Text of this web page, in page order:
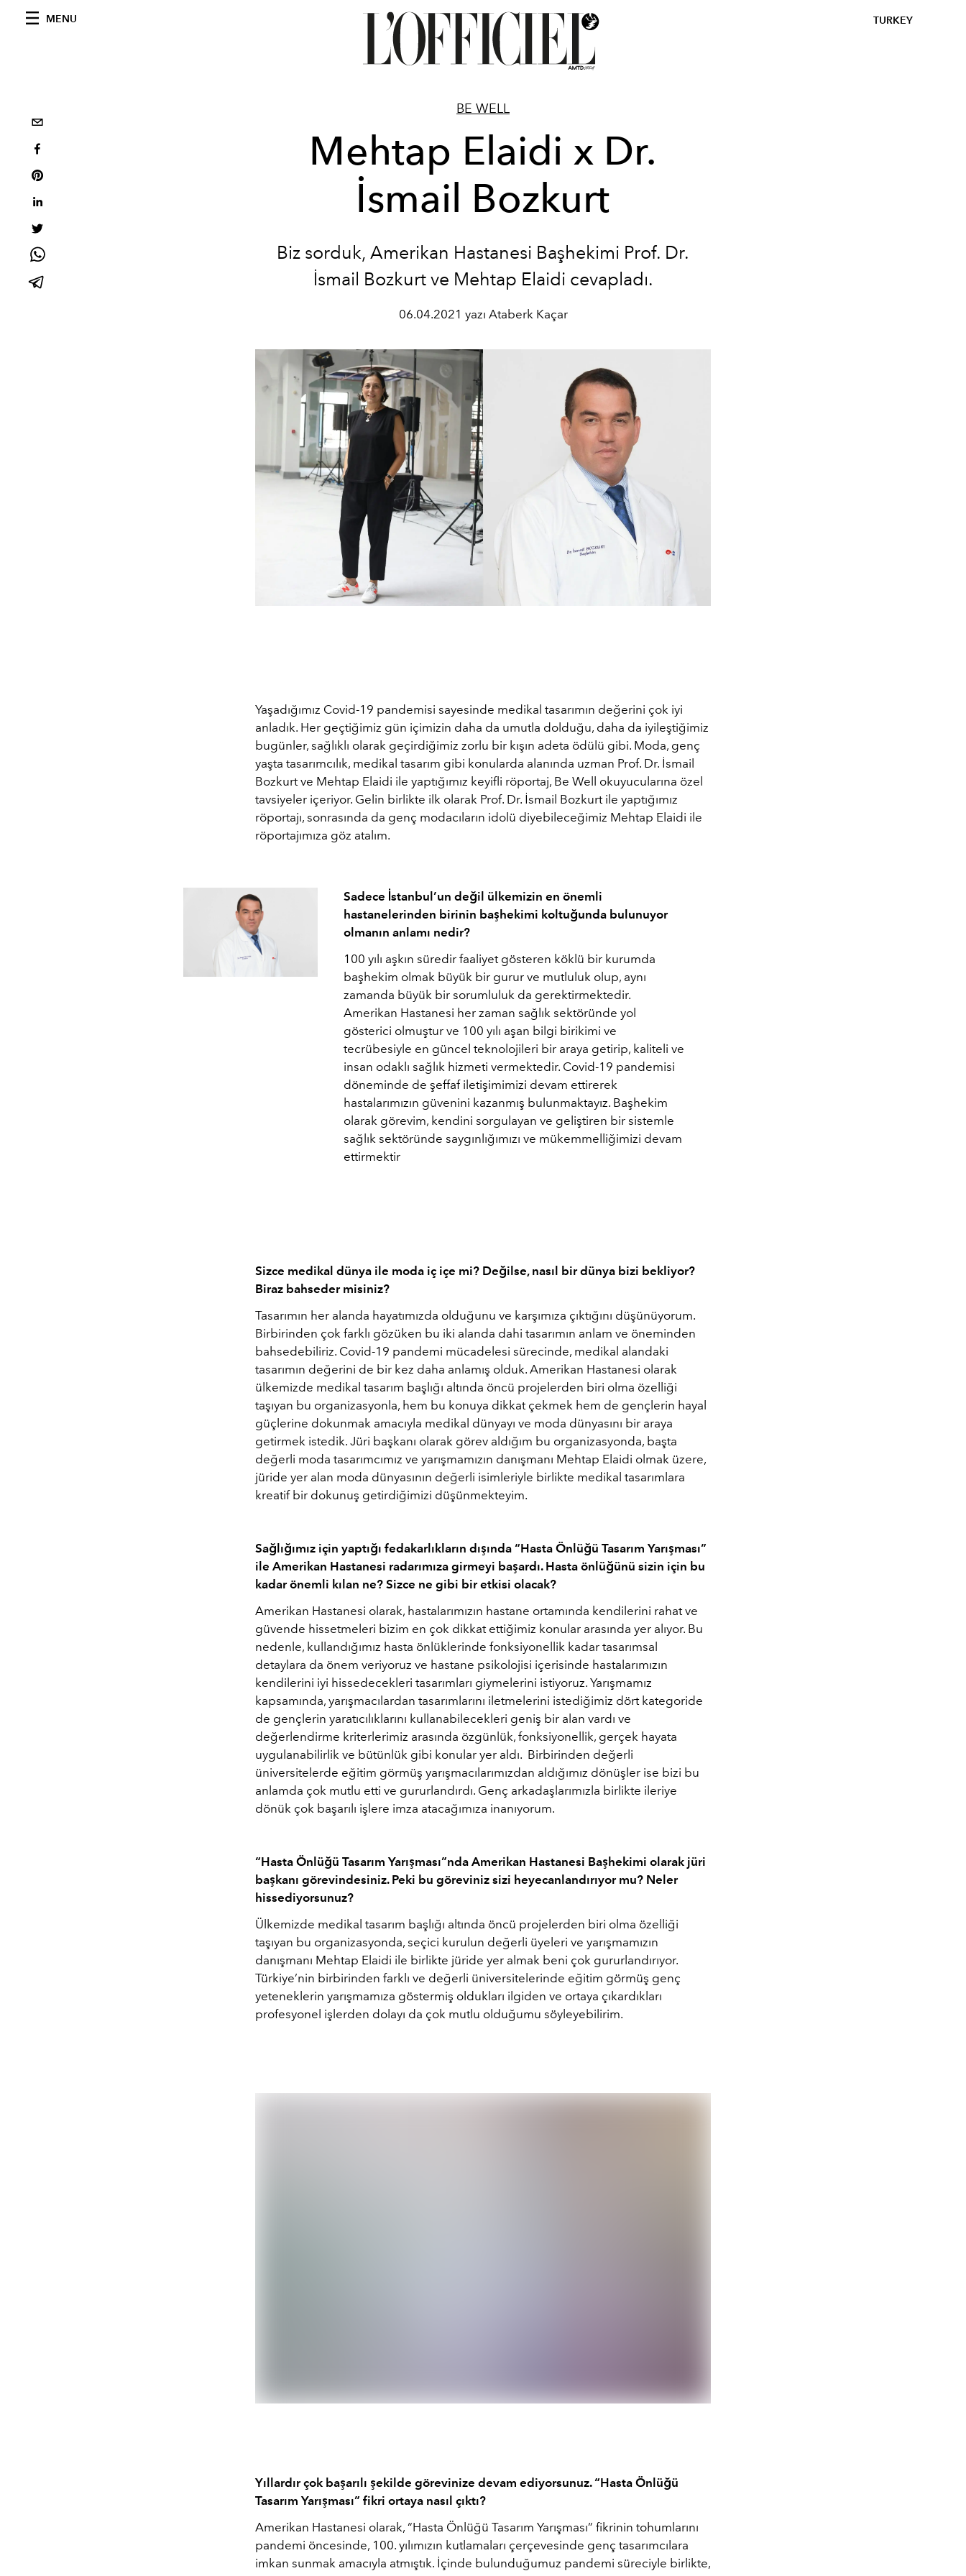
MENU TURKEY
BE WELL
Mehtap Elaidi x Dr.
İsmail Bozkurt
Biz sorduk, Amerikan Hastanesi Başhekimi Prof. Dr.
İsmail Bozkurt ve Mehtap Elaidi cevapladı.
06.04.2021 yazı Ataberk Kaçar
Yaşadığımız Covid-19 pandemisi sayesinde medikal tasarımın değerini çok iyi
anladık. Her geçtiğimiz gün içimizin daha da umutla dolduğu, daha da iyileştiğimiz
bugünler, sağlıklı olarak geçirdiğimiz zorlu bir kışın adeta ödülü gibi. Moda, genç
yaşta tasarımcılık, medikal tasarım gibi konularda alanında uzman Prof. Dr. İsmail
Bozkurt ve Mehtap Elaidi ile yaptığımız keyifli röportaj, Be Well okuyucularına özel
tavsiyeler içeriyor. Gelin birlikte ilk olarak Prof. Dr. İsmail Bozkurt ile yaptığımız
röportajı, sonrasında da genç modacıların idolü diyebileceğimiz Mehtap Elaidi ile
röportajımıza göz atalım.
Sadece İstanbul’un değil ülkemizin en önemli
hastanelerinden birinin başhekimi koltuğunda bulunuyor
olmanın anlamı nedir?
100 yılı aşkın süredir faaliyet gösteren köklü bir kurumda
başhekim olmak büyük bir gurur ve mutluluk olup, aynı
zamanda büyük bir sorumluluk da gerektirmektedir.
Amerikan Hastanesi her zaman sağlık sektöründe yol
gösterici olmuştur ve 100 yılı aşan bilgi birikimi ve
tecrübesiyle en güncel teknolojileri bir araya getirip, kaliteli ve
insan odaklı sağlık hizmeti vermektedir. Covid-19 pandemisi
döneminde de şeffaf iletişimimizi devam ettirerek
hastalarımızın güvenini kazanmış bulunmaktayız. Başhekim
olarak görevim, kendini sorgulayan ve geliştiren bir sistemle
sağlık sektöründe saygınlığımızı ve mükemmelliğimizi devam
ettirmektir
Sizce medikal dünya ile moda iç içe mi? Değilse, nasıl bir dünya bizi bekliyor?
Biraz bahseder misiniz?
Tasarımın her alanda hayatımızda olduğunu ve karşımıza çıktığını düşünüyorum.
Birbirinden çok farklı gözüken bu iki alanda dahi tasarımın anlam ve öneminden
bahsedebiliriz. Covid-19 pandemi mücadelesi sürecinde, medikal alandaki
tasarımın değerini de bir kez daha anlamış olduk. Amerikan Hastanesi olarak
ülkemizde medikal tasarım başlığı altında öncü projelerden biri olma özelliği
taşıyan bu organizasyonla, hem bu konuya dikkat çekmek hem de gençlerin hayal
güçlerine dokunmak amacıyla medikal dünyayı ve moda dünyasını bir araya
getirmek istedik. Jüri başkanı olarak görev aldığım bu organizasyonda, başta
değerli moda tasarımcımız ve yarışmamızın danışmanı Mehtap Elaidi olmak üzere,
jüride yer alan moda dünyasının değerli isimleriyle birlikte medikal tasarımlara
kreatif bir dokunuş getirdiğimizi düşünmekteyim.
Sağlığımız için yaptığı fedakarlıkların dışında “Hasta Önlüğü Tasarım Yarışması”
ile Amerikan Hastanesi radarımıza girmeyi başardı. Hasta önlüğünü sizin için bu
kadar önemli kılan ne? Sizce ne gibi bir etkisi olacak?
Amerikan Hastanesi olarak, hastalarımızın hastane ortamında kendilerini rahat ve
güvende hissetmeleri bizim en çok dikkat ettiğimiz konular arasında yer alıyor. Bu
nedenle, kullandığımız hasta önlüklerinde fonksiyonellik kadar tasarımsal
detaylara da önem veriyoruz ve hastane psikolojisi içerisinde hastalarımızın
kendilerini iyi hissedecekleri tasarımları giymelerini istiyoruz. Yarışmamız
kapsamında, yarışmacılardan tasarımlarını iletmelerini istediğimiz dört kategoride
de gençlerin yaratıcılıklarını kullanabilecekleri geniş bir alan vardı ve
değerlendirme kriterlerimiz arasında özgünlük, fonksiyonellik, gerçek hayata
uygulanabilirlik ve bütünlük gibi konular yer aldı. Birbirinden değerli
üniversitelerde eğitim görmüş yarışmacılarımızdan aldığımız dönüşler ise bizi bu
anlamda çok mutlu etti ve gururlandırdı. Genç arkadaşlarımızla birlikte ileriye
dönük çok başarılı işlere imza atacağımıza inanıyorum.
“Hasta Önlüğü Tasarım Yarışması”nda Amerikan Hastanesi Başhekimi olarak jüri
başkanı görevindesiniz. Peki bu göreviniz sizi heyecanlandırıyor mu? Neler
hissediyorsunuz?
Ülkemizde medikal tasarım başlığı altında öncü projelerden biri olma özelliği
taşıyan bu organizasyonda, seçici kurulun değerli üyeleri ve yarışmamızın
danışmanı Mehtap Elaidi ile birlikte jüride yer almak beni çok gururlandırıyor.
Türkiye’nin birbirinden farklı ve değerli üniversitelerinde eğitim görmüş genç
yeteneklerin yarışmamıza göstermiş oldukları ilgiden ve ortaya çıkardıkları
profesyonel işlerden dolayı da çok mutlu olduğumu söyleyebilirim.
Yıllardır çok başarılı şekilde görevinize devam ediyorsunuz. “Hasta Önlüğü
Tasarım Yarışması” fikri ortaya nasıl çıktı?
Amerikan Hastanesi olarak, “Hasta Önlüğü Tasarım Yarışması” fikrinin tohumlarını
pandemi öncesinde, 100. yılımızın kutlamaları çerçevesinde genç tasarımcılara
imkan sunmak amacıyla atmıştık. İçinde bulunduğumuz pandemi süreciyle birlikte,